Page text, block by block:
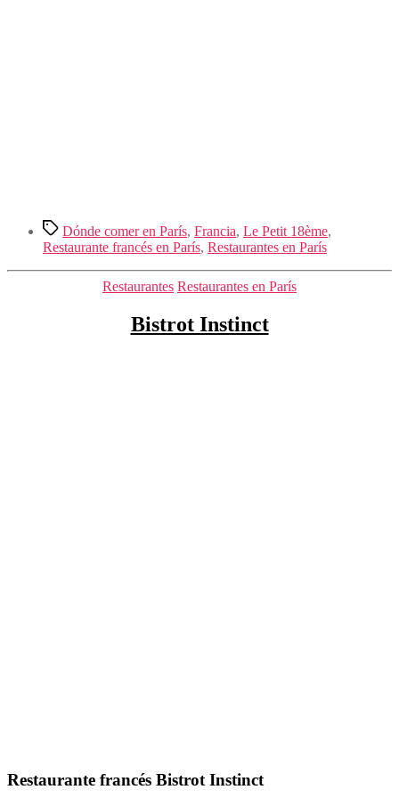
Etiquetas
Dónde comer en París, Francia, Le Petit 18ème,
Restaurante francés en París, Restaurantes en París
Categorías
Restaurantes Restaurantes en París
Bistrot Instinct
Restaurante francés Bistrot Instinct